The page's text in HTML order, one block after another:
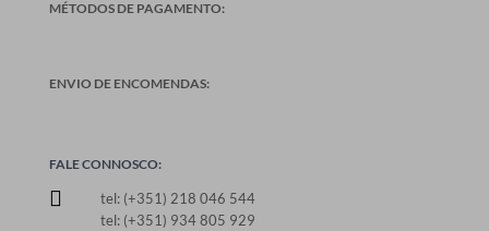
MÉTODOS DE PAGAMENTO:
ENVIO DE ENCOMENDAS:
FALE CONNOSCO:

tel: (+351) 218 046 544
tel: (+351) 934 805 929